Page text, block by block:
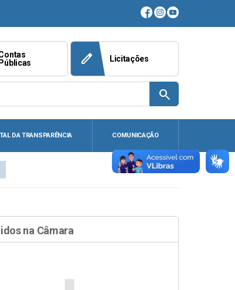
Públicas
edit Licitações
search
DA TRANSPARÊNCIA COMUNICAÇÃO
na Câmara